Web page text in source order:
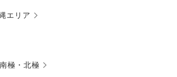
エリア
南極・北極